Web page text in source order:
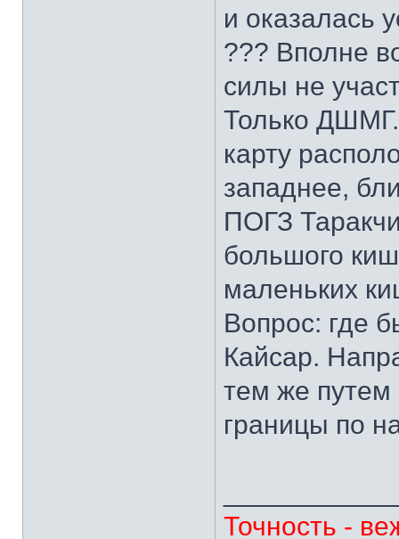
и оказалась
??? Вполне
силы не
Только ДШМГ.
карту
западнее,
ПОГЗ
большого
маленьких
Вопрос: где
Кайсар.
тем же путем
границы по
Точность -